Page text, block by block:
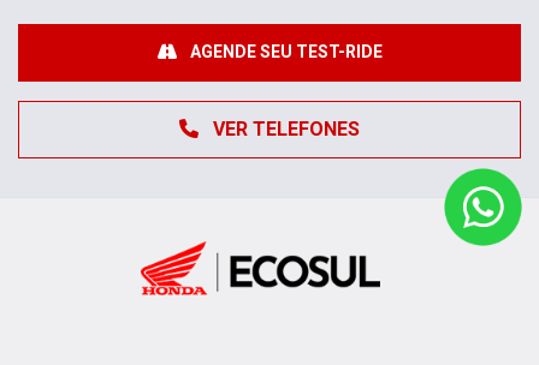
VER TELEFONES
AGENDE SEU TEST-RIDE